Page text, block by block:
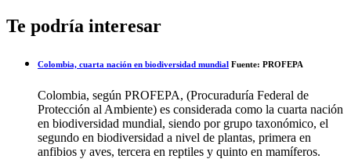
Te podría interesar
Colombia, cuarta nación en biodiversidad mundial Fuente: PROFEPA
Colombia, según PROFEPA, (Procuraduría Federal de
Protección al Ambiente) es considerada como la cuarta nación
en biodiversidad mundial, siendo por grupo taxonómico, el
segundo en biodiversidad a nivel de plantas, primera en
anfibios y aves, tercera en reptiles y quinto en mamíferos.